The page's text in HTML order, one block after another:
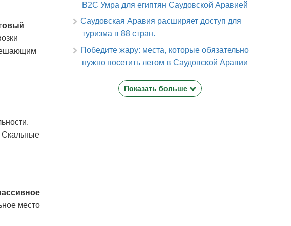
Скальные
место
B2C Умра для египтян Саудовской Аравией
Саудовская Аравия расширяет доступ для
туризма в 88 стран.
Победите жару: места, которые обязательно
нужно посетить летом в Саудовской Аравии
Показать больше